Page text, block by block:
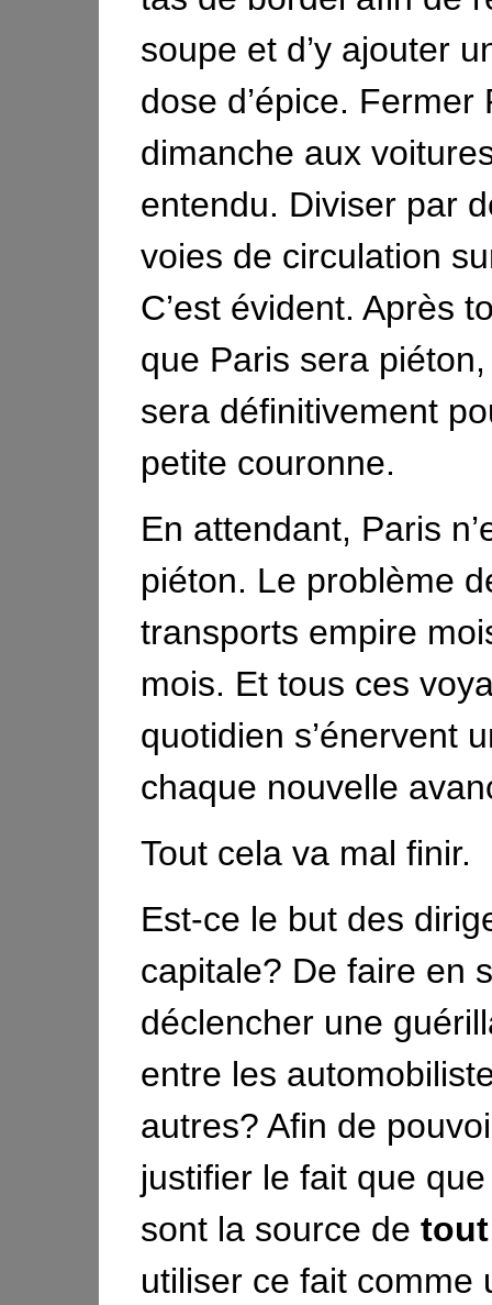
soupe et d’y ajouter
dose d’épice. Fermer
dimanche aux
entendu. Diviser par
voies de circulation
C’est évident. Après
que Paris sera
sera définitivement
petite couronne.
En attendant, Paris
piéton. Le problème
transports empire
mois. Et tous ces
quotidien s’énervent
chaque nouvelle
Tout cela va mal finir.
Est-ce le but des
capitale? De faire en
déclencher une
entre les
autres? Afin de
justifier le fait que
sont la source de tout
utiliser ce fait comme